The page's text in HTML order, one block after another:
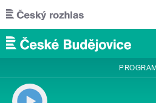
Přejít k hlavnímu obsahu
PROGRAM